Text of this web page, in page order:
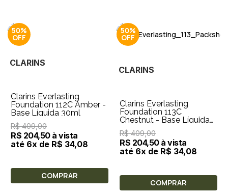
50%
CLARINS
Clarins Everlasting
Foundation 112C Amber -
Base Líquida 30ml
R$ 409,00
R$ 204,50 à vista
até 6x de R$ 34,08
COMPRAR
50%
CLARINS
Clarins Everlasting
Foundation 113C
Chestnut - Base Líquida
30ml
R$ 409,00
R$ 204,50 à vista
até 6x de R$ 34,08
COMPRAR